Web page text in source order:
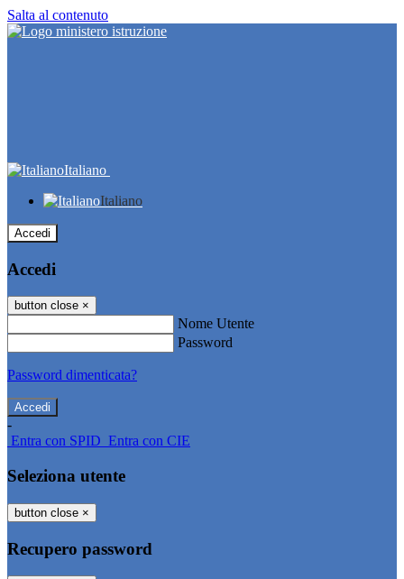
Salta al contenuto
Italiano
Italiano
Accedi
Accedi
button close ×
Nome Utente
Password
Password dimenticata?
-
Entra con SPID Entra con CIE
Seleziona utente
button close ×
Recupero password